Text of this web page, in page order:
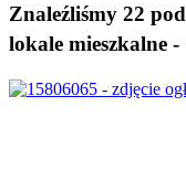
Znaleźliśmy 22
lokale mieszkalne